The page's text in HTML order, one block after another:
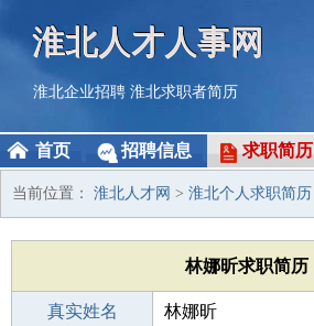
淮北人才人事网
淮北企业招聘 淮北求职者简历
首页 招聘信息 求职简历
当前位置： 淮北人才网 > 淮北个人求职简历
林娜昕求职简历
真实姓名 林娜昕